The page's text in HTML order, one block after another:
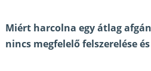
Miért harcolna egy átlag
nincs megfelelő felszerelése